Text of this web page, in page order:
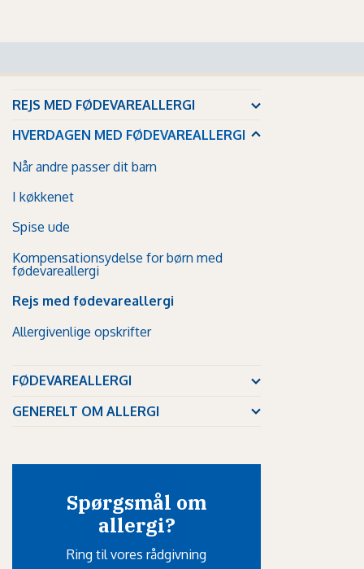
REJS MED FØDEVAREALLERGI
HVERDAGEN MED FØDEVAREALLERGI
Når andre passer dit barn
I køkkenet
Spise ude
Kompensationsydelse for børn med
fødevareallergi
Rejs med fødevareallergi
Allergivenlige opskrifter
FØDEVAREALLERGI
GENERELT OM ALLERGI
Spørgsmål om
allergi?
Ring til vores rådgivning